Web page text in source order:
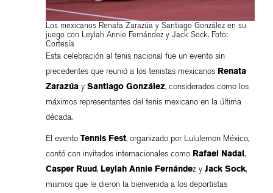
Los mexicanos Renata Zarazúa y Santiago González en su
juego con Leylah Annie Fernández y Jack Sock. Foto:
Cortesía
Esta celebración al tenis nacional fue un evento sin
precedentes que reunió a los tenistas mexicanos Renata
Zarazúay Santiago González, considerados como los
máximos representantes del tenis mexicano en la última
década.
El evento Tennis Fest, organizado por Lululemon México,
contó con invitados internacionales como Rafael Nadal,
Casper Ruud, Leylah Annie Fernández y Jack Sock,
mismos que le dieron la bienvenida a los deportistas